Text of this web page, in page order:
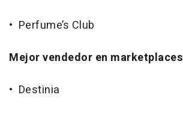
• Perfume’s Club
Mejor vendedor en marketplaces
• Destinia